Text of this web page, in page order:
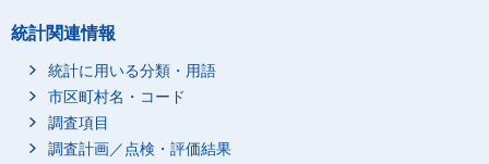
統計関連情報
統計に用いる分類・用語
市区町村名・コード
調査項目
調査計画／点検・評価結果